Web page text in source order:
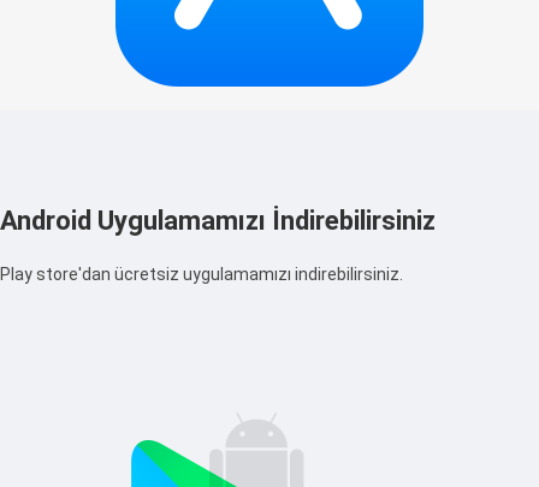
Android Uygulamamızı İndirebilirsiniz
Play store'dan ücretsiz uygulamamızı indirebilirsiniz.